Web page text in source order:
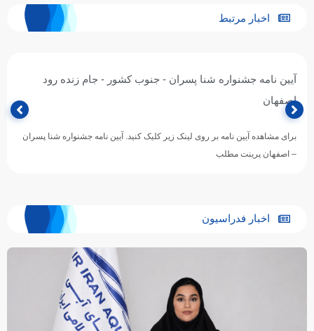
اخبار مرتبط
آیین نامه جشنواره شنا پسران - جنوب کشور - جام زنده رود
اصفهان
برای مشاهده آیین نامه بر روی لینک زیر کلیک کنید. آیین نامه جشنواره شنا پسران
– اصفهان پرینت مطلب
اخبار فدراسیون